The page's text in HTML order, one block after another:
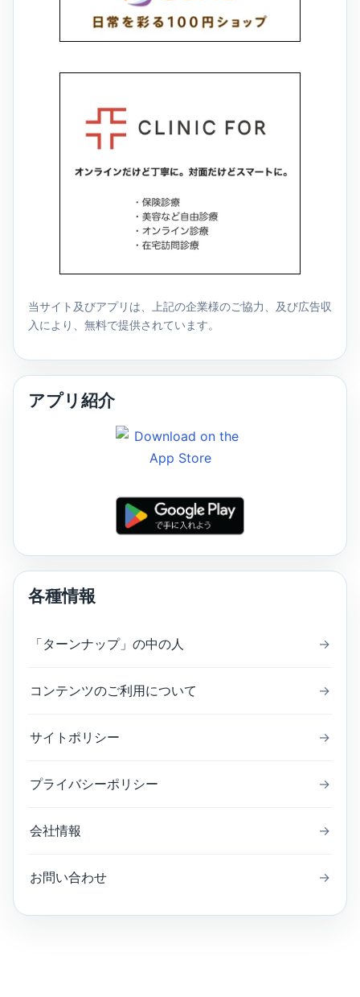
当サイト及びアプリは、上記の企業様のご協力、及び広告収
入により、無料で提供されています。
アプリ紹介
各種情報
「ターンナップ」の中の人 →
コンテンツのご利用について →
サイトポリシー →
プライバシーポリシー →
会社情報 →
お問い合わせ →